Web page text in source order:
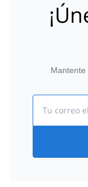
Mantente